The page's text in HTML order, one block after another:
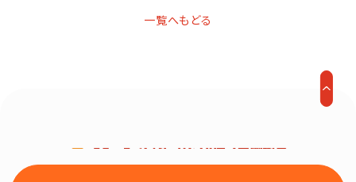
一覧へもどる